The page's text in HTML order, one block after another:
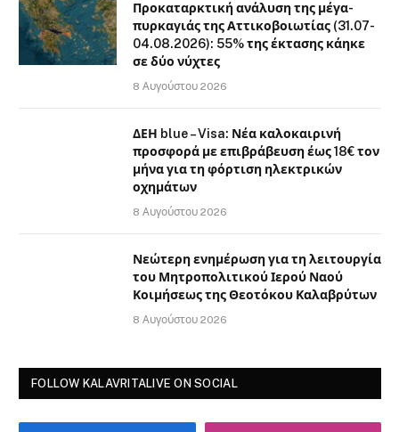
Προκαταρκτική ανάλυση της μέγα-
πυρκαγιάς της Αττικοβοιωτίας (31.07-
04.08.2026): 55% της έκτασης κάηκε
σε δύο νύχτες
8 Αυγούστου 2026
ΔΕΗ blue – Visa: Νέα καλοκαιρινή
προσφορά με επιβράβευση έως 18€ τον
μήνα για τη φόρτιση ηλεκτρικών
οχημάτων
8 Αυγούστου 2026
Νεώτερη ενημέρωση για τη λειτουργία
του Μητροπολιτικού Ιερού Ναού
Κοιμήσεως της Θεοτόκου Καλαβρύτων
8 Αυγούστου 2026
FOLLOW KALAVRITALIVE ON SOCIAL